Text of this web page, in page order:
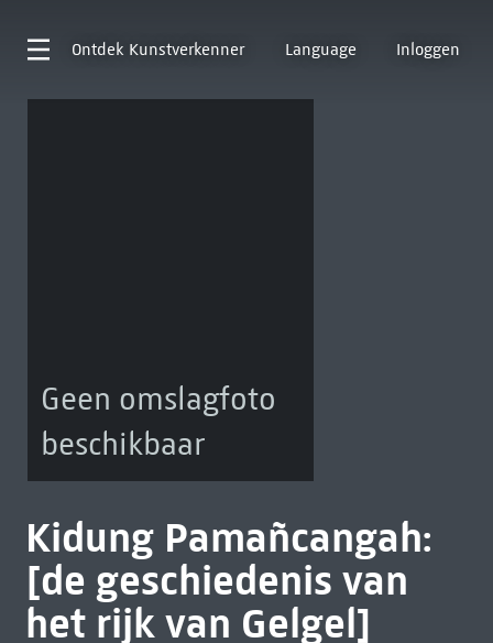
Ontdek Kunstverkenner Language Inloggen
Geen omslagfoto
beschikbaar
Kidung Pamañcangah:
[de geschiedenis van
het rijk van Gelgel]